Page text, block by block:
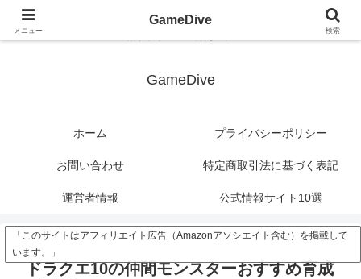
GameDive
ホーム プライバシーポリシー
お問い合わせ 特定商取引法に基づく表記
運営者情報 公式情報サイト10選
「このサイトはアフィリエイト広告（Amazonアソシエイト含む）を掲載して
います。」
ドラクエ10の仲間モンスターおすすめ育成
メニュー
GameDive
検索